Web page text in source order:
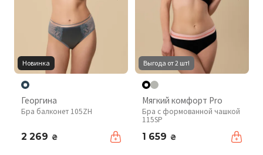
Новинка
Георгина
Бра балконет 105ZH
2 269 ₴
Выгода от 2 шт!
Мягкий комфорт Pro
Бра с формованной чашкой
115SP
1 659 ₴